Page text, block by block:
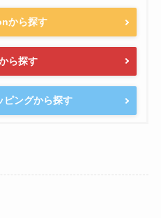
から探す
ら探す
ピングから探す